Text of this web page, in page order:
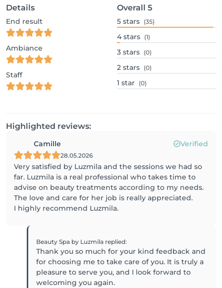
Details
End result
Ambiance
Staff
Overall 5
5 stars (35)
4 stars (1)
3 stars (0)
2 stars (0)
1 star (0)
Highlighted reviews:
Camille Verified
28.05.2026
Very satisfied by Luzmila and the sessions we had so
far. Luzmila is a real professional who takes time to
advise on beauty treatments according to my needs.
The love and care for her job is really appreciated.
I highly recommend Luzmila.
Beauty Spa by Luzmila replied:
Thank you so much for your kind feedback and
for choosing me to take care of you. It is truly a
pleasure to serve you, and I look forward to
welcoming you again.